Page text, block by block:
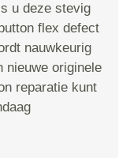
u deze stevig
flex defect
nauwkeurig
nieuwe originele
reparatie kunt